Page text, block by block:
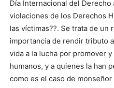
Día Internacional del Derecho
violaciones de los Derechos
las víctimas??. Se trata de un
importancia de rendir tributo
vida a la lucha por promover
humanos, y a quienes la han
como es el caso de